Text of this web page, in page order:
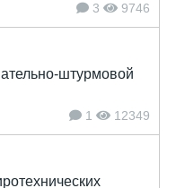
3 9746
штурмовой
1 12349